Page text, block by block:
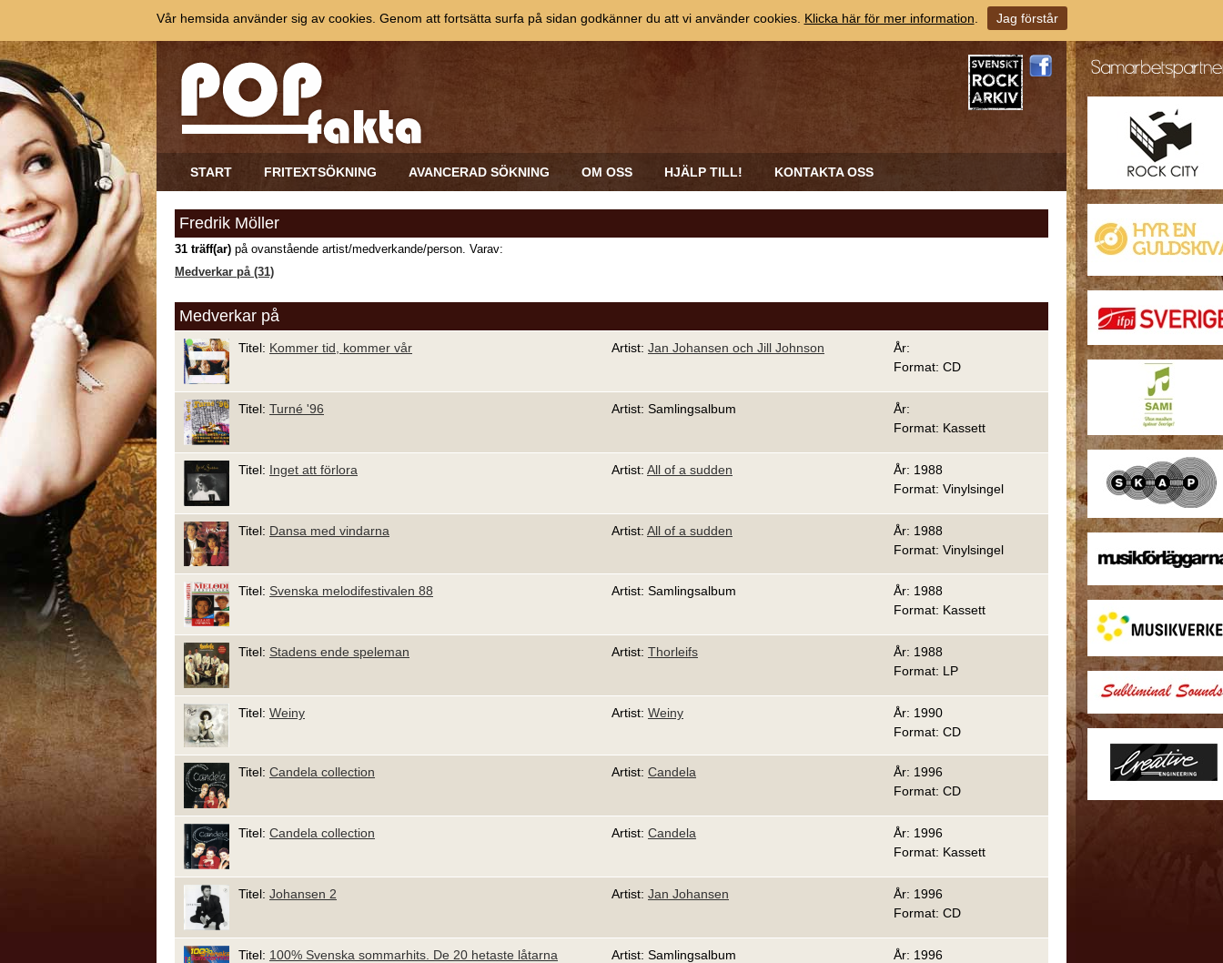
START FRITEXTSÖKNING AVANCERAD SÖKNING OM OSS HJÄLP TILL! KONTAKTA OSS
Fredrik Möller
31 träff(ar) på ovanstående artist/medverkande/person. Varav:
Medverkar på (31)
Medverkar på
Titel: Kommer tid, kommer vår Artist: Jan Johansen och Jill Johnson
År:
Format: CD
Titel: Turné '96 Artist: Samlingsalbum
År:
Format: Kassett
Titel: Inget att förlora Artist: All of a sudden
År: 1988
Format: Vinylsingel
Titel: Dansa med vindarna Artist: All of a sudden
År: 1988
Format: Vinylsingel
Titel: Svenska melodifestivalen 88 Artist: Samlingsalbum
År: 1988
Format: Kassett
Titel: Stadens ende speleman Artist: Thorleifs
År: 1988
Format: LP
Titel: Weiny Artist: Weiny
År: 1990
Format: CD
Titel: Candela collection Artist: Candela
År: 1996
Format: CD
Titel: Candela collection Artist: Candela
År: 1996
Format: Kassett
Titel: Johansen 2 Artist: Jan Johansen
År: 1996
Format: CD
Titel: 100% Svenska sommarhits. De 20 hetaste låtarna Artist: Samlingsalbum
År: 1996
Vår hemsida använder sig av cookies. Genom att fortsätta surfa på sidan godkänner du att vi använder cookies. Klicka här för mer information Jag förstår